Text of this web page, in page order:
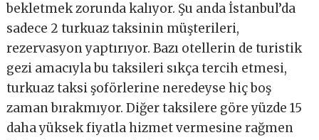
bekletmek zorunda kalıyor. Şu anda İstanbul’da
sadece 2 turkuaz taksinin müşterileri,
rezervasyon yaptırıyor. Bazı otellerin de turistik
gezi amacıyla bu taksileri sıkça tercih etmesi,
turkuaz taksi şoförlerine neredeyse hiç boş
zaman bırakmıyor. Diğer taksilere göre yüzde 15
daha yüksek fiyatla hizmet vermesine rağmen